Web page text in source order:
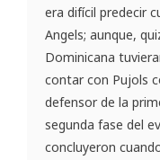
era difícil predecir
Angels; aunque,
Dominicana
contar con Pujols
defensor de la
segunda fase del
concluyeron